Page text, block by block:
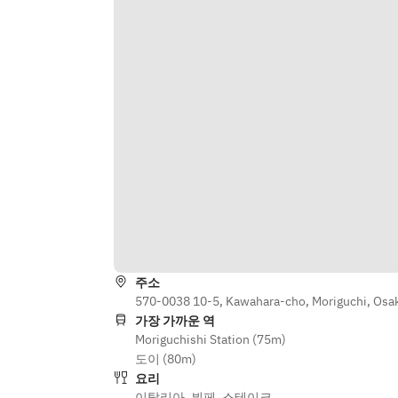
주소
570-0038 10-5, Kawahara-cho, Moriguchi,
가장 가까운 역
Moriguchishi Station (75m)
도이 (80m)
요리